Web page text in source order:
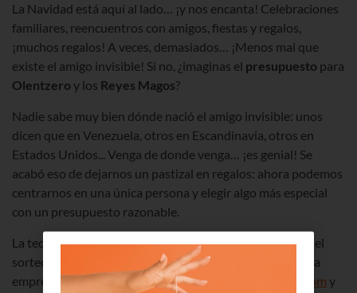
La Navidad está aquí al lado… ¡y nos encanta! Celebraciones
familiares, reencuentros con amigos, fiestas y regalos,
¡muchos regalos! A veces, demasiados… ¡Menos mal que
existe el amigo invisible! Si no, ¿imaginas el presupuesto para
Olentzero y los Reyes Magos?
Nadie sabe muy bien dónde nació el amigo invisible: unos
dicen que en Venezuela, otros en Escandinavia, otros en
Estados Unidos... Venga de donde venga… ¡es genial! Se
acabó eso de dejarnos un pastizal en regalos: ahora podemos
centrarnos en una única persona y elegir algo más especial
con un presupuesto razonable.
La tecnología está de nuestra parte y ya podemos hacer el
sorteo a distancia y sin papelitos. ¿Sabes cómo? Pues una
empresa de Arrasate creó la websoytuamigoinvisible.com y